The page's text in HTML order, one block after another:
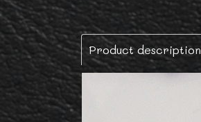
Product description